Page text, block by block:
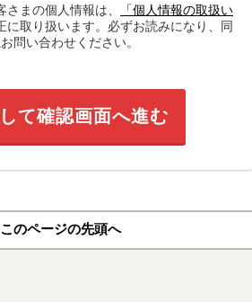
まの個人情報は、
「個人情報の取扱い
に取り扱います。必ずお読みになり、同
問い合わせください。
て確認画面へ進む
このページの先頭へ